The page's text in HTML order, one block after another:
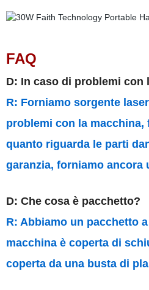
FAQ
D: In caso di problemi con
R: Forniamo sorgente
problemi con la
quanto riguarda le parti
garanzia, forniamo ancora
D: Che cosa è pacchetto?
R: Abbiamo un pacchetto
macchina è coperta di
coperta da una busta di